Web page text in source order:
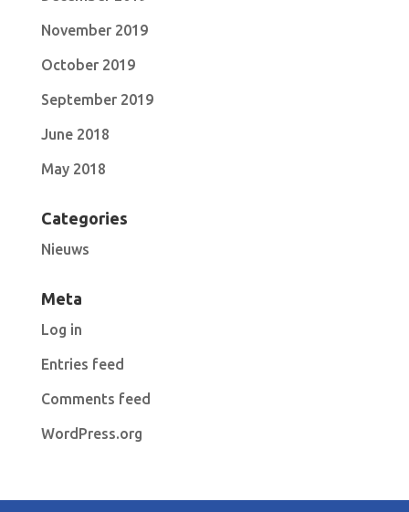
November 2019
October 2019
September 2019
June 2018
May 2018
Categories
Nieuws
Meta
Log in
Entries feed
Comments feed
WordPress.org